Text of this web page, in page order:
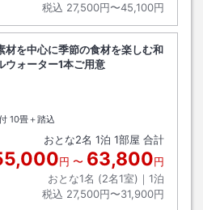
税込 27,500円〜45,100円
材を中心に季節の食材を楽しむ和
ウォーター1本ご用意
10畳＋踏込
おとな2名 1泊 1部屋 合計
円 〜 63,800円
おとな1名 (2名1室)｜ 1泊
税込 27,500円〜31,900円